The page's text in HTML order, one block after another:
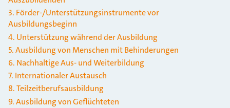
3. Förder-/Unterstützungsinstrumente vor
Ausbildungsbeginn
4. Unterstützung während der Ausbildung
5. Ausbildung von Menschen mit Behinderungen
6. Nachhaltige Aus- und Weiterbildung
7. Internationaler Austausch
8. Teilzeitberufsausbildung
9. Ausbildung von Geflüchteten